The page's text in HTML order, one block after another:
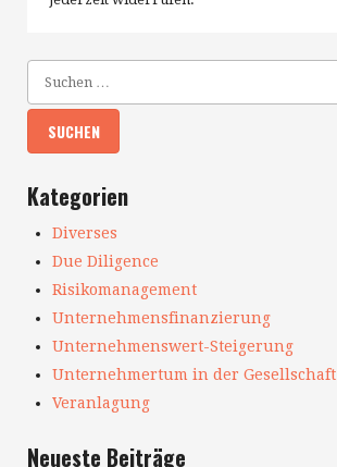
Kategorien
Diverses
Due Diligence
Risikomanagement
Unternehmensfinanzierung
Unternehmenswert-Steigerung
Unternehmertum in der Gesellschaft
Veranlagung
Neueste Beiträge